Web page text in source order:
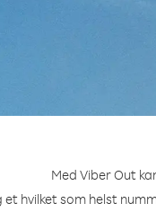
Med Viber Out
et hvilket som helst